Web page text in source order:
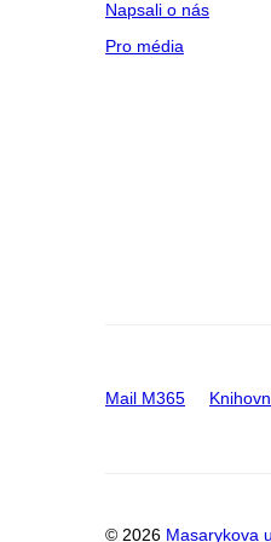
Napsali o nás
Pro média
Mail M365
© 2026 Masarykova